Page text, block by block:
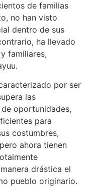
de familias
no han visto
dentro de sus
ha llevado
familiares,
por ser
las
oportunidades,
para
costumbres,
ahora tienen
drástica el
pueblo originario.